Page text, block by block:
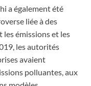
a également été
liée à des
émissions et les
les autorités
avaient
polluantes, aux